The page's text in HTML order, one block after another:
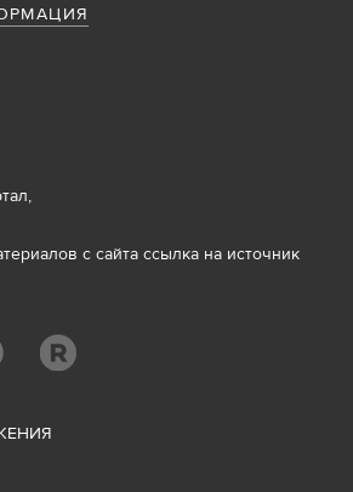
с сайта ссылка на источник